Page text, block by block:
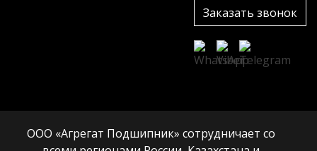
Заказать звонок
ООО «Агрегат Подшипник» сотрудничает со